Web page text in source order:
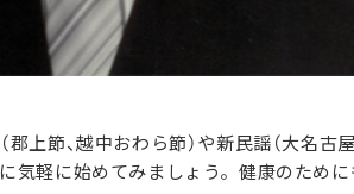
上節、越中おわら節）や新民謡（大名古
気軽に始めてみましょう。健康のために